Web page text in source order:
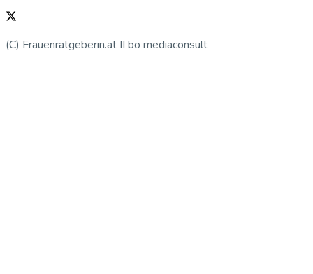
(C) Frauenratgeberin.at II bo mediaconsult